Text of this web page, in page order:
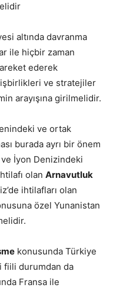
altında davranma
ile hiçbir zaman
ederek
ve stratejiler
arayışına girilmelidir.
ve ortak
burada ayrı bir önem
ve İyon Denizindeki
olan Arnavutluk
ihtilafları olan
özel Yunanistan
konusunda Türkiye
fiili durumdan da
Fransa ile